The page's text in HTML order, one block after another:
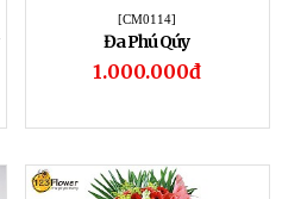
[CM0114]
Đa Phú Qúy
1.000.000đ